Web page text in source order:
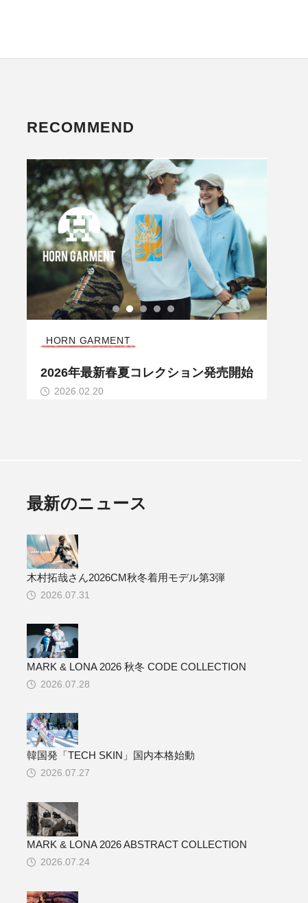
RECOMMEND
2026.02.20
HORN GARMENT
2026年最新春夏コレクション発売開始
最新のニュース
2026.07.31
木村拓哉さん2026CM秋冬着用モデル第3弾
2026.07.28
MARK & LONA 2026 秋冬 CODE COLLECTION
2026.07.27
韓国発「TECH SKIN」国内本格始動
2026.07.24
MARK & LONA 2026 ABSTRACT COLLECTION